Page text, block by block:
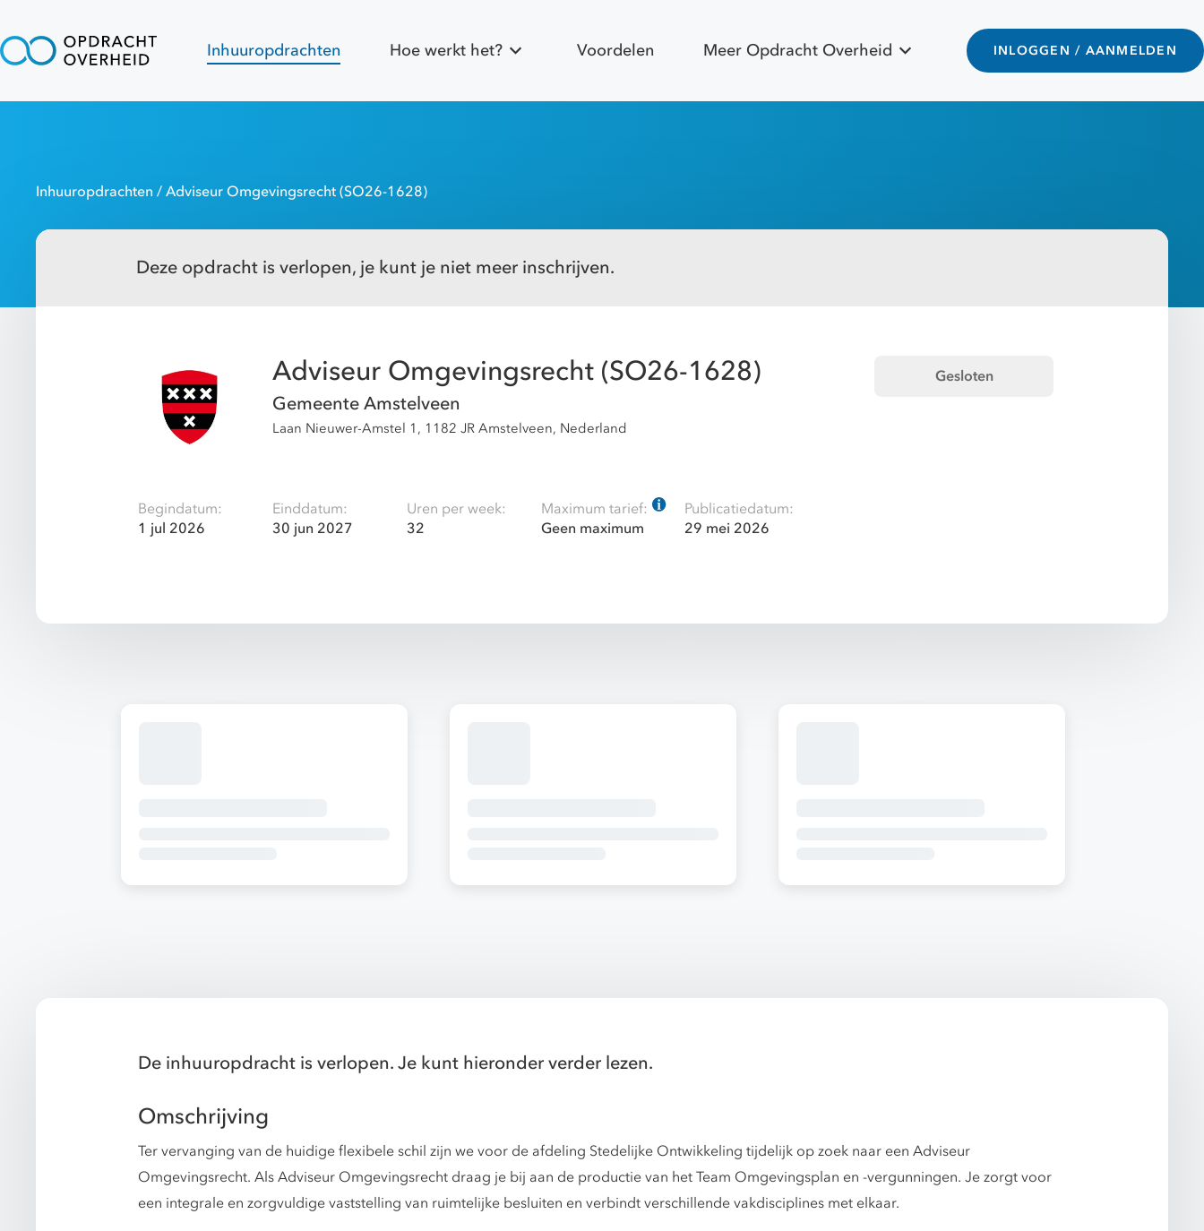
Inhuuropdrachten Hoe werkt het? Voordelen Meer Opdracht Overheid INLOGGEN / AANMELDEN
Inhuuropdrachten / Adviseur Omgevingsrecht (SO26-1628)
Deze opdracht is verlopen, je kunt je niet meer inschrijven.
Adviseur Omgevingsrecht (SO26-1628)
Gemeente Amstelveen
Laan Nieuwer-Amstel 1, 1182 JR Amstelveen, Nederland
Gesloten
Begindatum:
1 jul 2026
Einddatum:
30 jun 2027
Uren per week:
32
Maximum tarief:
Geen maximum
Publicatiedatum:
29 mei 2026
De inhuuropdracht is verlopen. Je kunt hieronder verder lezen.
Omschrijving
Ter vervanging van de huidige flexibele schil zijn we voor de afdeling Stedelijke Ontwikkeling tijdelijk op zoek naar een Adviseur
Omgevingsrecht. Als Adviseur Omgevingsrecht draag je bij aan de productie van het Team Omgevingsplan en -vergunningen. Je zorgt voor
een integrale en zorgvuldige vaststelling van ruimtelijke besluiten en verbindt verschillende vakdisciplines met elkaar.